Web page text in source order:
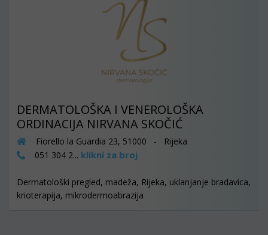
DERMATOLOŠKA I VENEROLOŠKA
ORDINACIJA NIRVANA SKOČIĆ
Fiorello la Guardia 23, 51000 - Rijeka
051 304 2... klikni za broj
Dermatološki pregled, madeža, Rijeka, uklanjanje bradavica,
krioterapija, mikrodermoabrazija